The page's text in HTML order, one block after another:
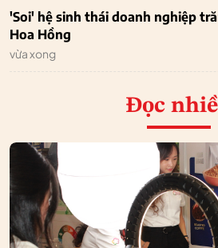
'Soi' hệ sinh thái doanh nghiệp
Hoa Hồng
vừa xong
Đọc